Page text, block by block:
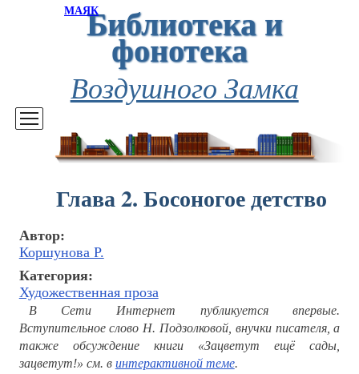
МАЯКБиблиотека и
фонотека
Воздушного Замка
Глава 2. Босоногое детство
Автор:
Коршунова Р.
Категория:
Художественная проза
В Сети Интернет публикуется впервые.
Вступительное слово Н. Подзолковой, внучки писателя, а
также обсуждение книги «Зацветут ещё сады,
зацветут!» см. в интерактивной теме.